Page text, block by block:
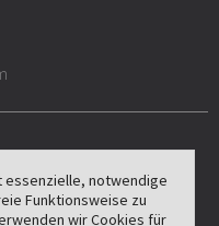
notwendige
Funktionsweise zu
wir Cookies für